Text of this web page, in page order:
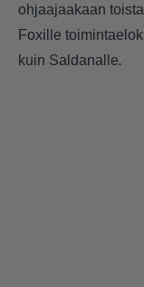
ohjaajaakaan
Foxille
kuin Saldanalle.